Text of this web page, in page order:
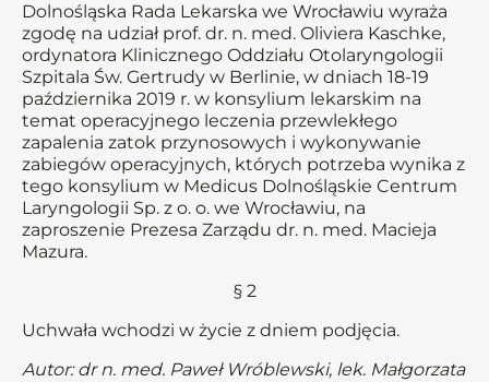
Dolnośląska Rada Lekarska we Wrocławiu wyraża
zgodę na udział prof. dr. n. med. Oliviera Kaschke,
ordynatora Klinicznego Oddziału Otolaryngologii
Szpitala Św. Gertrudy w Berlinie, w dniach 18-19
października 2019 r. w konsylium lekarskim na
temat operacyjnego leczenia przewlekłego
zapalenia zatok przynosowych i wykonywanie
zabiegów operacyjnych, których potrzeba wynika z
tego konsylium w Medicus Dolnośląskie Centrum
Laryngologii Sp. z o. o. we Wrocławiu, na
zaproszenie Prezesa Zarządu dr. n. med. Macieja
Mazura.
§ 2
Uchwała wchodzi w życie z dniem podjęcia.
Autor: dr n. med. Paweł Wróblewski, lek. Małgorzata